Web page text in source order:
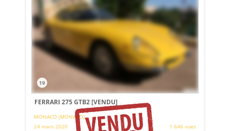
19
FERRARI 275 GTB2[VENDU]
MONACO (MONACO)
24 mars 2020
1 646 vues